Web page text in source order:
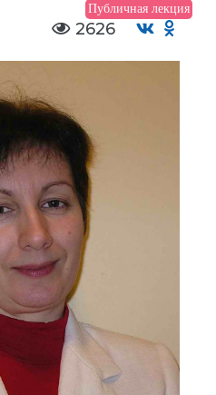
Публичная лекция
2626